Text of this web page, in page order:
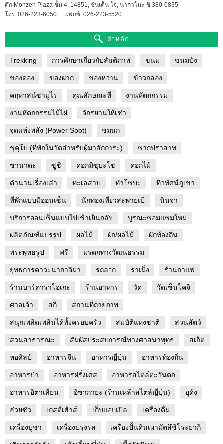
ตึก Monzen Plaza ชั้น 4, 14851, ชินเด็น-โจ, นากาโนะ-ชิ 380-0835
โทร. 026-223-6050
แฟกซ์. 026-223-5520
คำหลัก
Trekking การศึกษาเกี่ยวกับสันติภาพ ขนม ขนมปัง
ของดอง ของฝาก ของหวาน ข้าวกล่อง
คฤหาสน์ซามูไร คุณลักษณะที่ งานหัตถกรรม
งานหัตถกรรมไม้ไผ่ จักรยานให้เช่า
จุดแห่งพลัง (Power Spot) ชมนก
ชุคุโบ (ที่พักในวัดสำหรับผู้มาสักการะ) ซากปราสาท
ซานาดะ ซูชิ ดอกมิซุบะโช ดอกไม้
ตำนานเรื่องเล่า ทะเลสาบ ทำโซบะ ทิวทัศน์ภูเขา
ที่พักแบบมีออนเซ็น นักท่องเที่ยวสะพายเป้ นินจา
บริการออนเซ็นแบบไปเช้าเย็นกลับ บูรณะซ่อมแซมใหม่
ผลิตภัณฑ์แปรรูป ผลไม้ ผัก/ผลไม้ ผักท้องถิ่น
พระพุทธรูป ฟรี มรดกทางวัฒนธรรม
ยุทธการคาวะนากาจิม่า รถลาก ราเม็ง ร้านกาแฟ
ร้านบาร์คาราโอเกะ ร้านอาหาร วัด วัดเซ็นโคจิ
ศาลเจ้า สกี สถานที่ถ่ายภาพ
สนุกเพลิดเพลินได้ทั้งครอบครัว สมบัติแห่งชาติ สวนสัตว์
สวนสาธารณะ สัมผัสประสบการณ์ทางศาสนาพุทธ สเก็ต
หอศิลป์ อาหารจีน อาหารญี่ปุ่น อาหารท้องถิ่น
อาหารป่า อาหารฝรั่งเศส อาหารสไตล์ตะวันตก
อาหารอิตาเลี่ยน อิซากายะ (ร้านเหล้าสไตล์ญี่ปุ่น) อุด้ง
ฮ่วยซัว เกสต์เฮ้าส์ เก็บแอปเปิล เครื่องดื่ม
เครื่องบูชา เครื่องปรุงรส เครื่องปั้นดินเผามัตสึชิโระยากิ